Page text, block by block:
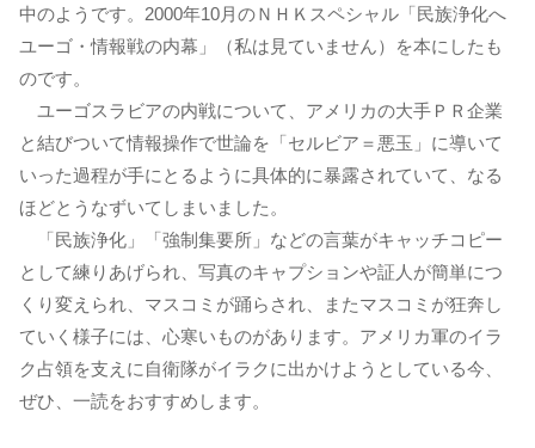
中のようです。2000年10月のＮＨＫスペシャル「民族浄化へ
ユーゴ・情報戦の内幕」（私は見ていません）を本にしたも
のです。
ユーゴスラビアの内戦について、アメリカの大手ＰＲ企業
と結びついて情報操作で世論を「セルビア＝悪玉」に導いて
いった過程が手にとるように具体的に暴露されていて、なる
ほどとうなずいてしまいました。
「民族浄化」「強制集要所」などの言葉がキャッチコピー
として練りあげられ、写真のキャプションや証人が簡単につ
くり変えられ、マスコミが踊らされ、またマスコミが狂奔し
ていく様子には、心寒いものがあります。アメリカ軍のイラ
ク占領を支えに自衛隊がイラクに出かけようとしている今、
ぜひ、一読をおすすめします。